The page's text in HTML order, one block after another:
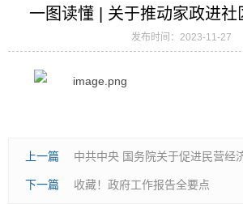
一图读懂 | 关于推动家政进社
发布时间：2023-11-27
上一篇 中共中央 国务院关于促进民营经
下一篇 收藏！政府工作报告全要点